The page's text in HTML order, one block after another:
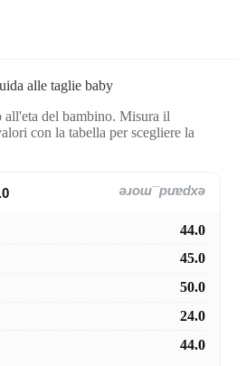
del bambino. Misura il
con la tabella per scegliere la
expand_more
44.0
45.0
50.0
24.0
44.0